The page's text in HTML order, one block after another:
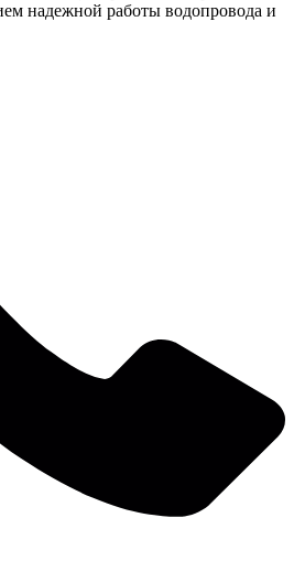
надежной работы водопровода и